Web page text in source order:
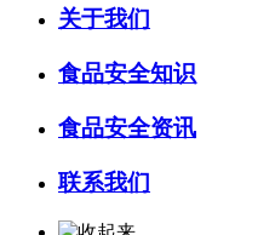
关于我们
食品安全知识
食品安全资讯
联系我们